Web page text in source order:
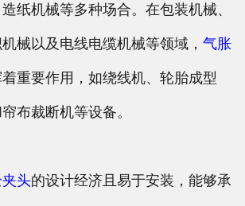
视频中心
纸机械等多种场合。在包装机械、
械以及电线电缆机械等领域， 气胀
重要作用，如绕线机、轮胎成型
布裁断机等设备。
头的设计经济且易于安装，能够承